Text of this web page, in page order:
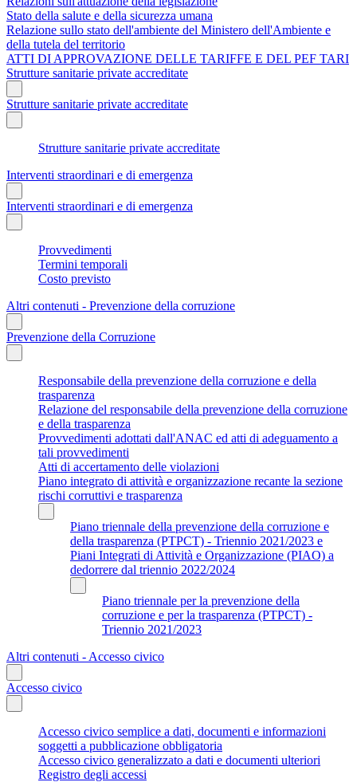
Stato della salute e della sicurezza umana
Relazione sullo stato dell'ambiente del Ministero dell'Ambiente e
della tutela del territorio
ATTI DI APPROVAZIONE DELLE TARIFFE E DEL PEF TARI
Strutture sanitarie private accreditate
Strutture sanitarie private accreditate
Strutture sanitarie private accreditate
Interventi straordinari e di emergenza
Interventi straordinari e di emergenza
Provvedimenti
Termini temporali
Costo previsto
Altri contenuti - Prevenzione della corruzione
Prevenzione della Corruzione
Responsabile della prevenzione della corruzione e della
trasparenza
Relazione del responsabile della prevenzione della corruzione
e della trasparenza
Provvedimenti adottati dall'ANAC ed atti di adeguamento a
tali provvedimenti
Atti di accertamento delle violazioni
Piano integrato di attività e organizzazione recante la sezione
rischi corruttivi e trasparenza
Piano triennale della prevenzione della corruzione e
della trasparenza (PTPCT) - Triennio 2021/2023 e
Piani Integrati di Attività e Organizzazione (PIAO) a
dedorrere dal triennio 2022/2024
Piano triennale per la prevenzione della
corruzione e per la trasparenza (PTPCT) -
Triennio 2021/2023
Altri contenuti - Accesso civico
Accesso civico
Accesso civico semplice a dati, documenti e informazioni
soggetti a pubblicazione obbligatoria
Accesso civico generalizzato a dati e documenti ulteriori
Registro degli accessi